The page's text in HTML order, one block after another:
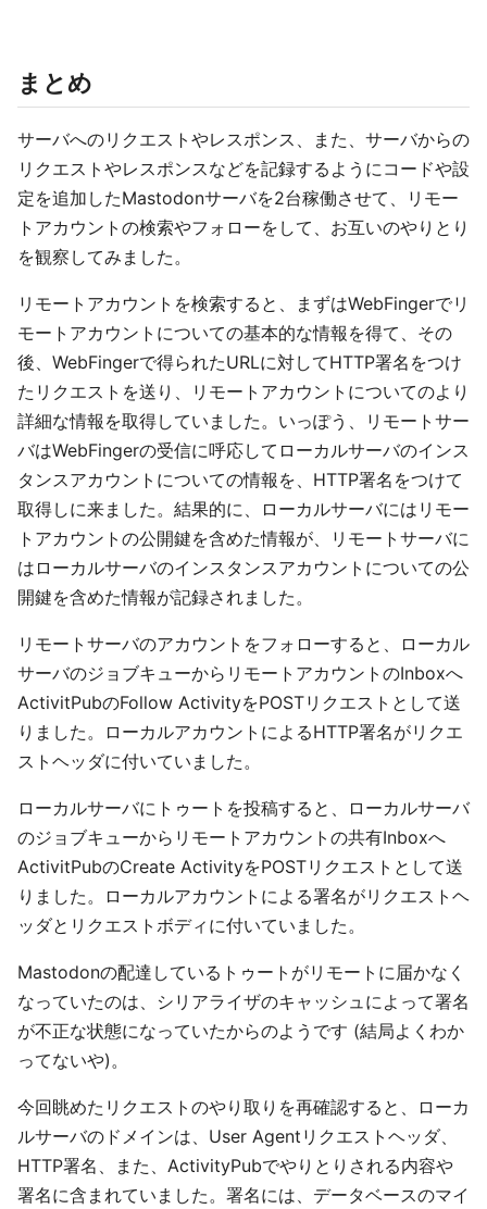
まとめ
サーバへのリクエストやレスポンス、また、サーバからの
リクエストやレスポンスなどを記録するようにコードや設
定を追加したMastodonサーバを2台稼働させて、リモー
トアカウントの検索やフォローをして、お互いのやりとり
を観察してみました。
リモートアカウントを検索すると、まずはWebFingerでリ
モートアカウントについての基本的な情報を得て、その
後、WebFingerで得られたURLに対してHTTP署名をつけ
たリクエストを送り、リモートアカウントについてのより
詳細な情報を取得していました。いっぽう、リモートサー
バはWebFingerの受信に呼応してローカルサーバのインス
タンスアカウントについての情報を、HTTP署名をつけて
取得しに来ました。結果的に、ローカルサーバにはリモー
トアカウントの公開鍵を含めた情報が、リモートサーバに
はローカルサーバのインスタンスアカウントについての公
開鍵を含めた情報が記録されました。
リモートサーバのアカウントをフォローすると、ローカル
サーバのジョブキューからリモートアカウントのInboxへ
ActivitPubのFollow ActivityをPOSTリクエストとして送
りました。ローカルアカウントによるHTTP署名がリクエ
ストヘッダに付いていました。
ローカルサーバにトゥートを投稿すると、ローカルサーバ
のジョブキューからリモートアカウントの共有Inboxへ
ActivitPubのCreate ActivityをPOSTリクエストとして送
りました。ローカルアカウントによる署名がリクエストヘ
ッダとリクエストボディに付いていました。
Mastodonの配達しているトゥートがリモートに届かなく
なっていたのは、シリアライザのキャッシュによって署名
が不正な状態になっていたからのようです (結局よくわか
ってないや)。
今回眺めたリクエストのやり取りを再確認すると、ローカ
ルサーバのドメインは、User Agentリクエストヘッダ、
HTTP署名、また、ActivityPubでやりとりされる内容や
署名に含まれていました。署名には、データベースのマイ